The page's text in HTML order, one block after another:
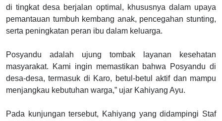
di tingkat desa berjalan optimal, khususnya dalam upaya
pemantauan tumbuh kembang anak, pencegahan stunting,
serta peningkatan peran ibu dalam keluarga.
Posyandu adalah ujung tombak layanan kesehatan
masyarakat. Kami ingin memastikan bahwa Posyandu di
desa-desa, termasuk di Karo, betul-betul aktif dan mampu
menjangkau kebutuhan warga,” ujar Kahiyang Ayu.
Pada kunjungan tersebut, Kahiyang yang didampingi Staf